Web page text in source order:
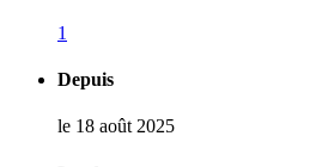
1
Depuis
le 18 août 2025